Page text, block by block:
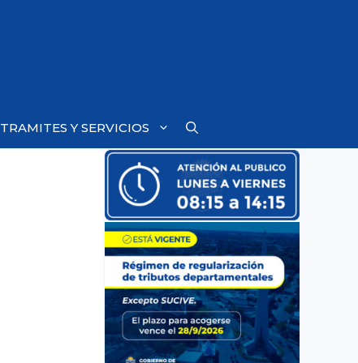
TRAMITES Y SERVICIOS